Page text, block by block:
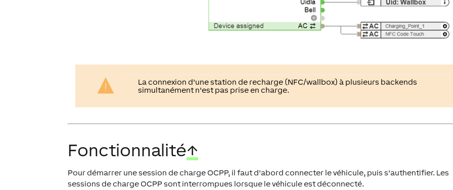
La connexion d'une station de recharge (NFC/wallbox) à plusieurs backends
simultanément n'est pas prise en charge.
Fonctionnalité↑
Pour démarrer une session de charge OCPP, il faut d'abord connecter le véhicule, puis s'authentifier. Les
sessions de charge OCPP sont interrompues lorsque le véhicule est déconnecté.